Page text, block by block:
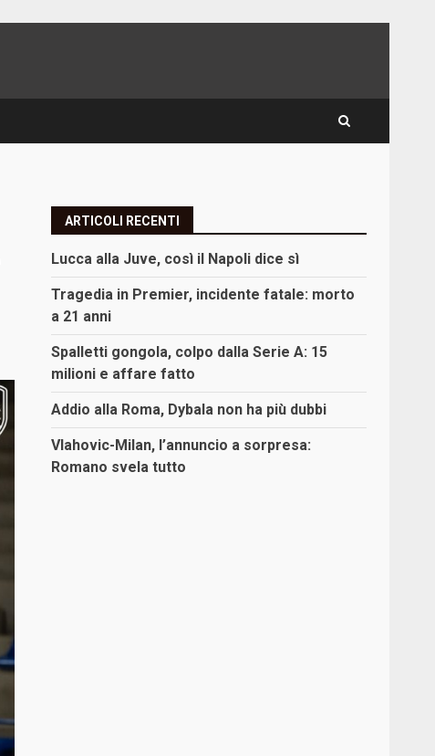
ARTICOLI RECENTI
Lucca alla Juve, così il Napoli dice sì
Tragedia in Premier, incidente fatale: morto
a 21 anni
Spalletti gongola, colpo dalla Serie A: 15
milioni e affare fatto
Addio alla Roma, Dybala non ha più dubbi
Vlahovic-Milan, l’annuncio a sorpresa:
Romano svela tutto